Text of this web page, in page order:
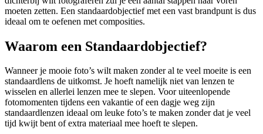
moeten zetten. Een standaardobjectief met een vast brandpunt is dus
ideaal om te oefenen met composities.
Waarom een Standaardobjectief?
Wanneer je mooie foto’s wilt maken zonder al te veel moeite is een
standaardlens de uitkomst. Je hoeft namelijk niet van lenzen te
wisselen en allerlei lenzen mee te slepen. Voor uiteenlopende
fotomomenten tijdens een vakantie of een dagje weg zijn
standaardlenzen ideaal om leuke foto’s te maken zonder dat je veel
tijd kwijt bent of extra materiaal mee hoeft te slepen.